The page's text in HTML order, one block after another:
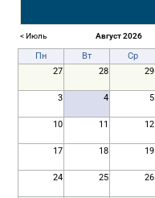
< Июль Август 2026
Пн Вт Ср
27
28 29
3 4 5
10 11 12
17 18 19
24 25 26